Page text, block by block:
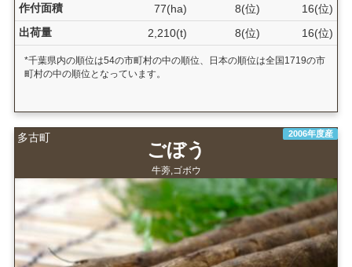
作付面積
77(ha) 8(位)
16(位)
出荷量
2,210(t) 8(位) 16(位)
*千葉県内の順位は54の市町村の中の順位、日本の順位は全国1719の市
町村の中の順位となっています。
多古町 2006年度産
ごぼう
牛蒡,ゴボウ